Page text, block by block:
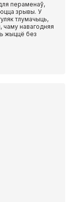
пераменаў,
зрывы. У
тлумачыць,
чаму навагодняя
жыццё без